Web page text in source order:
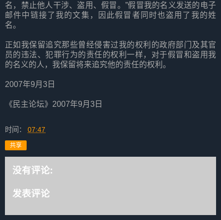
名，禁止他人干涉、盗用、假冒。”假冒我的名义发送的电子
邮件中链接了我的文集，因此假冒者同时也盗用了我的姓
名。
正如我保留追究那些曾经侵害过我的权利的政府部门及其官
员的违法、犯罪行为的责任的权利一样，对于假冒和盗用我
的名义的人，我保留将来追究他的责任的权利。
2007年9月3日
《民主论坛》2007年9月3日
时间： 07:47
共享
没有评论:
发表评论